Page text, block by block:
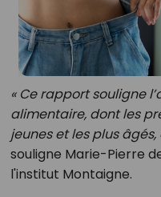
« Ce rapport souligne
alimentaire, dont les
jeunes et les plus
souligne Marie-Pierre
l'institut Montaigne.